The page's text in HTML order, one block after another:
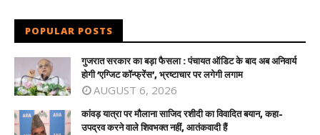
POPULAR POSTS
गुजरात सरकार का बड़ा फैसला : पंचायत ऑडिट के बाद अब अनिवार्य
होगी ‘एग्जिट कॉन्फ्रेंस’, भ्रष्टाचार पर लगेगी लगाम
AUGUST 6, 2026
कांवड़ यात्रा पर मौलाना साजिद रशीदी का विवादित बयान, कहा-
उपद्रव करने वाले शिवभक्त नहीं, आतंकवादी हैं